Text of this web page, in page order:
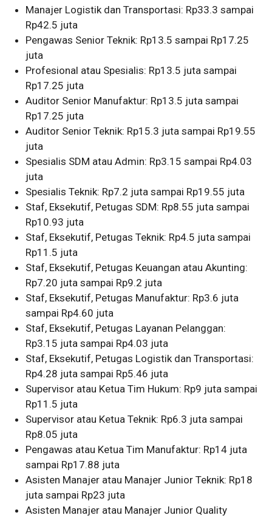
Manajer Logistik dan Transportasi: Rp33.3 sampai
Rp42.5 juta
Pengawas Senior Teknik: Rp13.5 sampai Rp17.25
juta
Profesional atau Spesialis: Rp13.5 juta sampai
Rp17.25 juta
Auditor Senior Manufaktur: Rp13.5 juta sampai
Rp17.25 juta
Auditor Senior Teknik: Rp15.3 juta sampai Rp19.55
juta
Spesialis SDM atau Admin: Rp3.15 sampai Rp4.03
juta
Spesialis Teknik: Rp7.2 juta sampai Rp19.55 juta
Staf, Eksekutif, Petugas SDM: Rp8.55 juta sampai
Rp10.93 juta
Staf, Eksekutif, Petugas Teknik: Rp4.5 juta sampai
Rp11.5 juta
Staf, Eksekutif, Petugas Keuangan atau Akunting:
Rp7.20 juta sampai Rp9.2 juta
Staf, Eksekutif, Petugas Manufaktur: Rp3.6 juta
sampai Rp4.60 juta
Staf, Eksekutif, Petugas Layanan Pelanggan:
Rp3.15 juta sampai Rp4.03 juta
Staf, Eksekutif, Petugas Logistik dan Transportasi:
Rp4.28 juta sampai Rp5.46 juta
Supervisor atau Ketua Tim Hukum: Rp9 juta sampai
Rp11.5 juta
Supervisor atau Ketua Teknik: Rp6.3 juta sampai
Rp8.05 juta
Pengawas atau Ketua Tim Manufaktur: Rp14 juta
sampai Rp17.88 juta
Asisten Manajer atau Manajer Junior Teknik: Rp18
juta sampai Rp23 juta
Asisten Manajer atau Manajer Junior Quality